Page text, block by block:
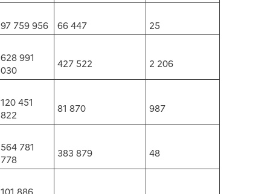
97 759 956 66 447 25
628 991
030
427 522 2 206
120 451
822
81 870 987
564 781
778
383 879 48
101 886